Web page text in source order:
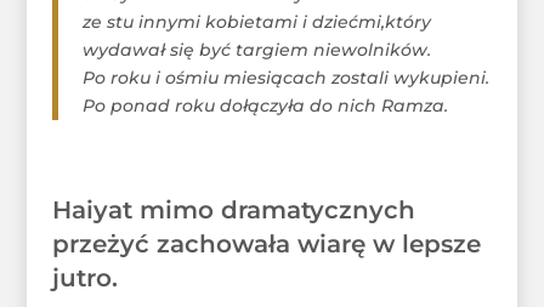
ze stu innymi kobietami i dziećmi,który
wydawał się być targiem niewolników.
Po roku i ośmiu miesiącach zostali wykupieni.
Po ponad roku dołączyła do nich Ramza.
Haiyat mimo dramatycznych
przeżyć zachowała wiarę w lepsze
jutro.